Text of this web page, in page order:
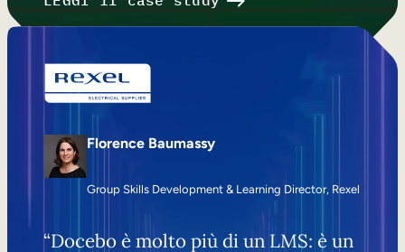
Florence Baumassy
Group Skills Development & Learning Director, Rexel
“Docebo è molto più di un LMS: è un